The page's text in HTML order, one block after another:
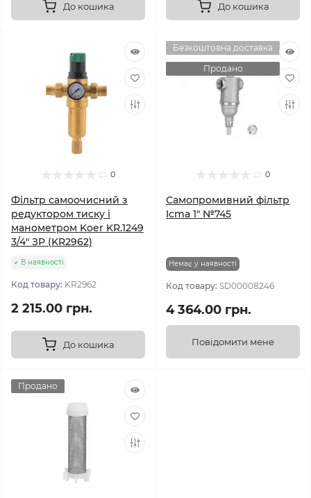
До кошика До кошика
0
Фільтр самоочисний з
редуктором тиску і
манометром Koer KR.1249
3/4" ЗР (KR2962)
В наявності
Код товару: KR2962
2 215.00 грн.
До кошика
Безкоштовна доставка
Продано
0
Самопромивний фільтр
Icma 1" №745
Немає у наявності
Код товару: SD00008246
4 364.00 грн.
Повідомити мене
Продано